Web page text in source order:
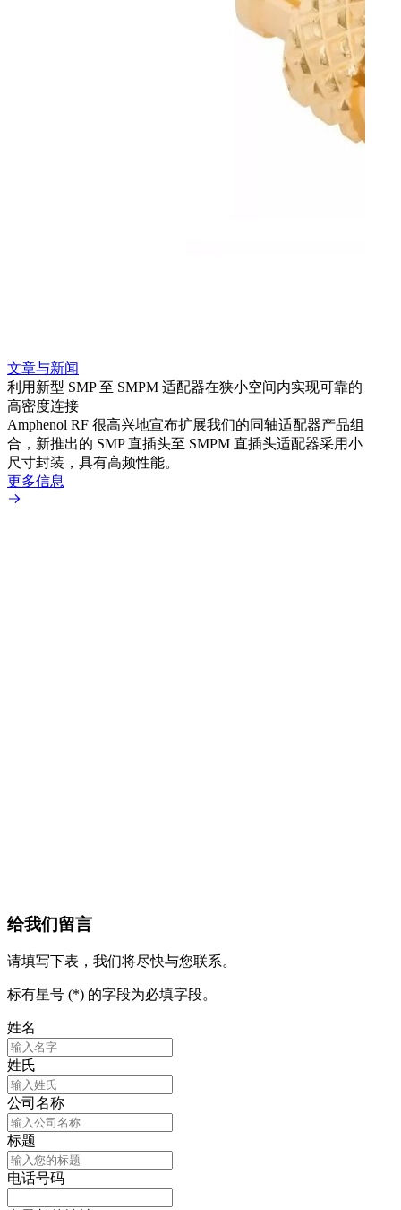
文章与新闻
利用新型 SMP 至 SMPM 适配器在狭小空间内实现可靠的
高密度连接
Amphenol RF 很高兴地宣布扩展我们的同轴适配器产品组
合，新推出的 SMP 直插头至 SMPM 直插头适配器采用小
尺寸封装，具有高频性能。
更多信息
给我们留言
请填写下表，我们将尽快与您联系。
标有星号 (*) 的字段为必填字段。
姓名
姓氏
公司名称
标题
电话号码